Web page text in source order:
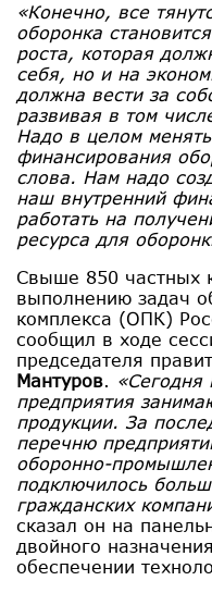
«Конечно, все
оборонка
роста, которая
себя, но и на
должна вести за
развивая в том
Надо в целом
финансирования
слова. Нам надо
наш внутренний
работать на
ресурса для
Свыше 850 частных
выполнению задач
комплекса (ОПК)
сообщил в ходе
председателя
Мантуров. «Сегодня
предприятия
продукции. За
перечню
оборонно-
подключилось
гражданских
сказал он на
двойного
обеспечении